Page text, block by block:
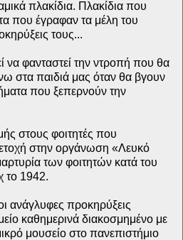
πλακίδια. Πλακίδια που
που έγραφαν τα μέλη του
τους...
να φανταστεί την ντροπή που θα
στα παιδιά μας όταν θα βγουν
που ξεπερνούν την
στους φοιτητές που
στην οργάνωση «Λευκό
των φοιτητών κατά του
το 1942.
ανάγλυφες προκηρύξεις
καθημερινά διακοσμημένο με
μουσείο στο πανεπιστήμιο